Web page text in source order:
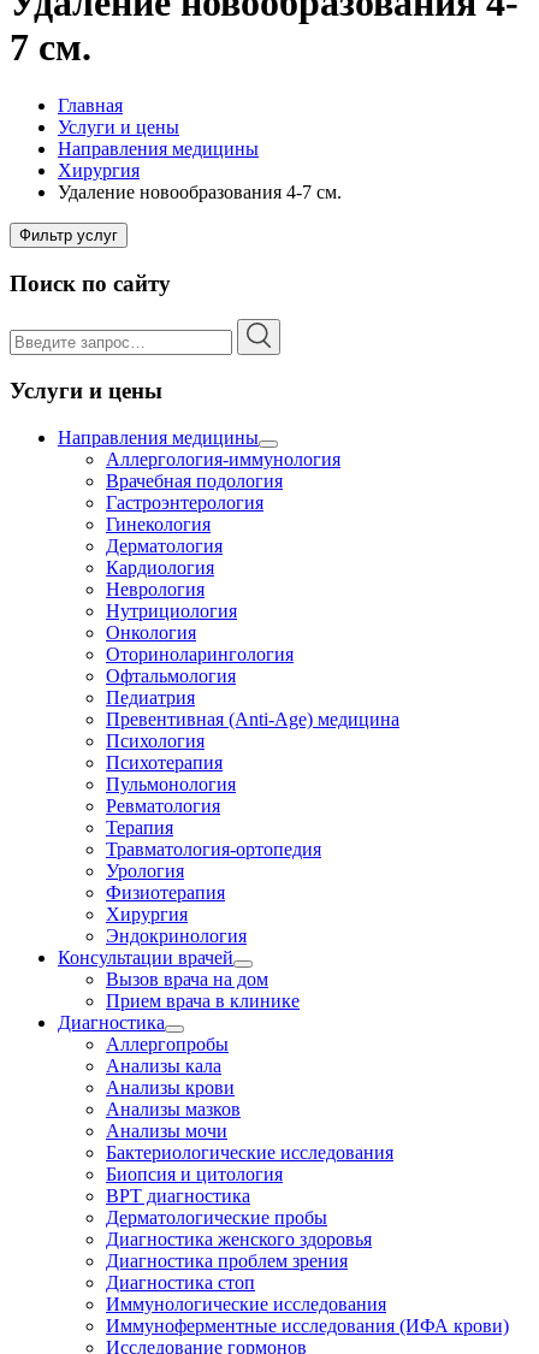
7 см.
Главная
Услуги и цены
Направления медицины
Хирургия
Удаление новообразования 4-7 см.
Фильтр услуг
Поиск по сайту
Услуги и цены
Направления медицины
Аллергология-иммунология
Врачебная подология
Гастроэнтерология
Гинекология
Дерматология
Кардиология
Неврология
Нутрициология
Онкология
Оториноларингология
Офтальмология
Педиатрия
Превентивная (Anti-Age) медицина
Психология
Психотерапия
Пульмонология
Ревматология
Терапия
Травматология-ортопедия
Урология
Физиотерапия
Хирургия
Эндокринология
Консультации врачей
Вызов врача на дом
Прием врача в клинике
Диагностика
Аллергопробы
Анализы кала
Анализы крови
Анализы мазков
Анализы мочи
Бактериологические исследования
Биопсия и цитология
ВРТ диагностика
Дерматологические пробы
Диагностика женского здоровья
Диагностика проблем зрения
Диагностика стоп
Иммунологические исследования
Иммуноферментные исследования (ИФА крови)
Исследование гормонов